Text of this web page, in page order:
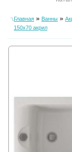
Главная» Ванны»
150х70 акрил